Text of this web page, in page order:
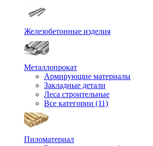
Железобетонные изделия
Металлопрокат
Армирующие материалы
Закладные детали
Леса строительные
Все категории (11)
Пиломатериал